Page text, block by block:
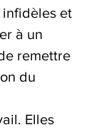
infidèles et
à un
remettre
du
Elles